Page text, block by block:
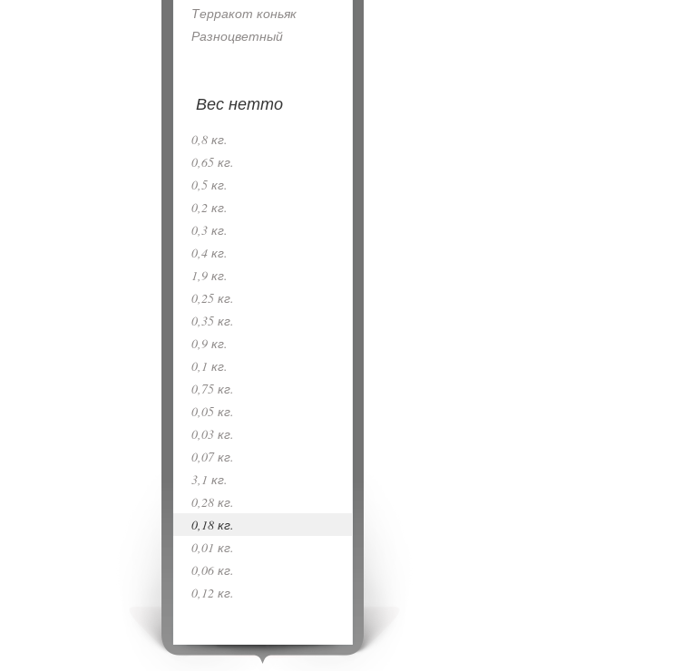
Терракот коньяк
Разноцветный
Вес нетто
0,8 кг.
0,65 кг.
0,5 кг.
0,2 кг.
0,3 кг.
0,4 кг.
1,9 кг.
0,25 кг.
0,35 кг.
0,9 кг.
0,1 кг.
0,75 кг.
0,05 кг.
0,03 кг.
0,07 кг.
3,1 кг.
0,28 кг.
0,18 кг.
0,01 кг.
0,06 кг.
0,12 кг.